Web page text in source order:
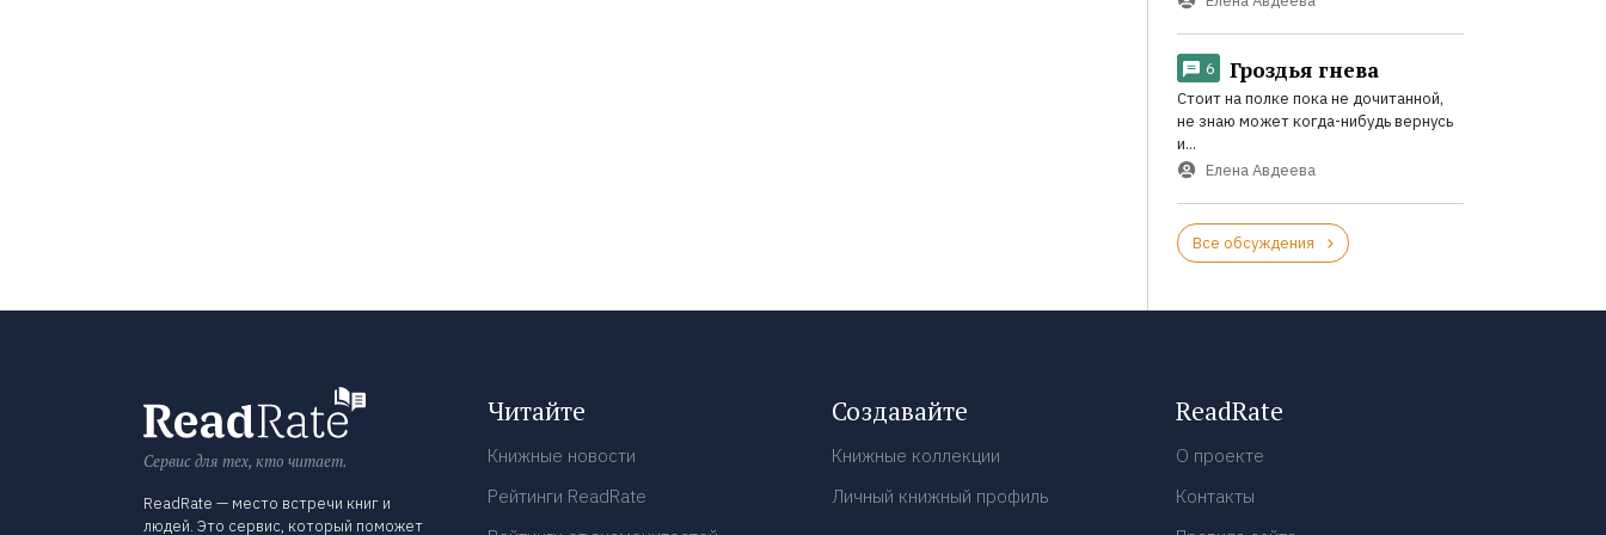
6 Гроздья гнева
Стоит на полке пока не дочитанной,
не знаю может когда-нибудь вернусь
и...
Елена Авдеева
Все обсуждения
Сервис для тех, кто читает.
ReadRate — место встречи книг и
людей. Это сервис, который поможет
Читайте
Книжные новости
Рейтинги ReadRate
Создавайте
Книжные коллекции
Личный книжный профиль
ReadRate
О проекте
Контакты